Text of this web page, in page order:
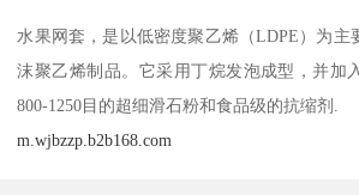
水果网套，是以低密度聚乙烯（LDPE）为主
沫聚乙烯制品。它采用丁烷发泡成型，并加
800-1250目的超细滑石粉和食品级的抗缩剂.
m.wjbzzp.b2b168.com